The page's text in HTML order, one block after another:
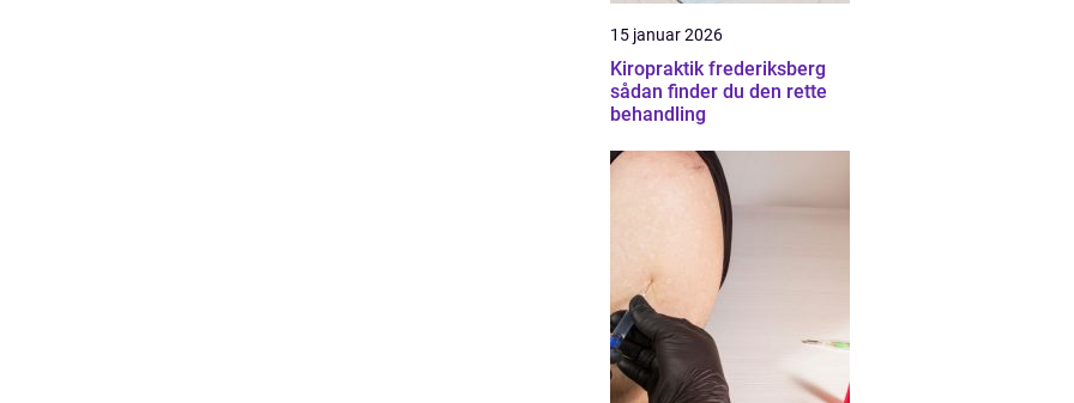
15 januar 2026
Kiropraktik frederiksberg
sådan finder du den rette
behandling